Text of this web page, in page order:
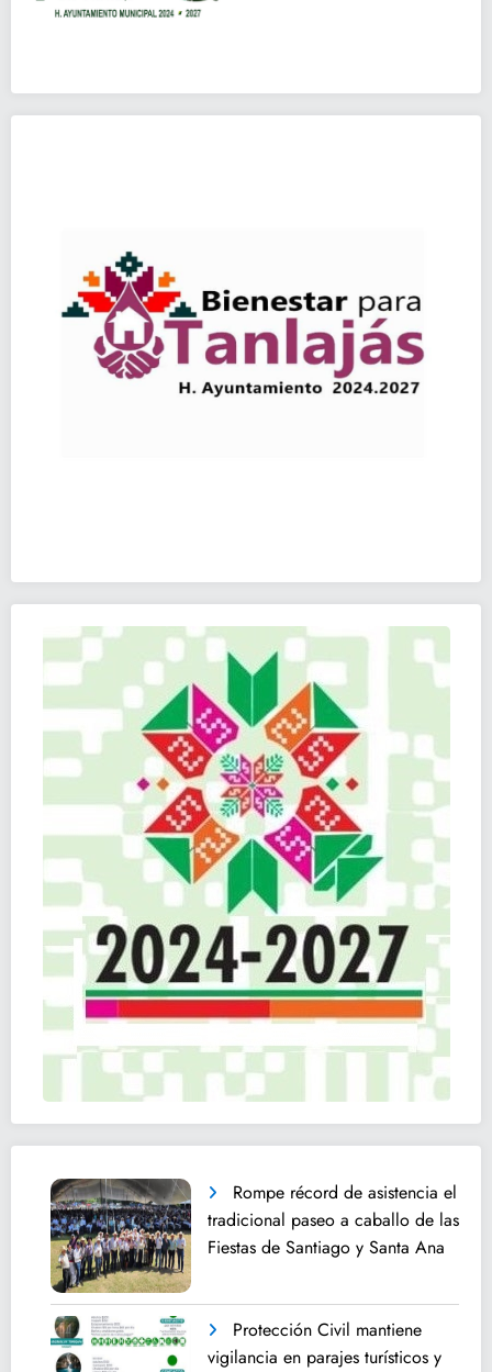
Rompe récord de asistencia el
tradicional paseo a caballo de las
Fiestas de Santiago y Santa Ana
Protección Civil mantiene
vigilancia en parajes turísticos y